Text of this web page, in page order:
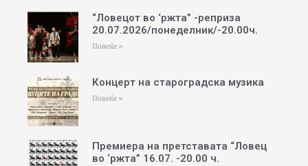
“Ловецот во ‘ржта” -реприза
20.07.2026/понеделник/-20.00ч.
Повеќе »
Концерт на староградска музика
Повеќе »
Премиера на претставата “Ловец
во ‘ржта” 16.07. -20.00 ч.